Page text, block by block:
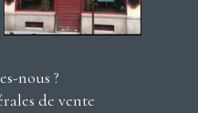
nous ?
de vente